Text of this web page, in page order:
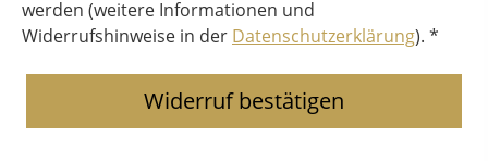
werden (weitere Informationen und
Widerrufshinweise in der Datenschutzerklärung). *
Widerruf bestätigen